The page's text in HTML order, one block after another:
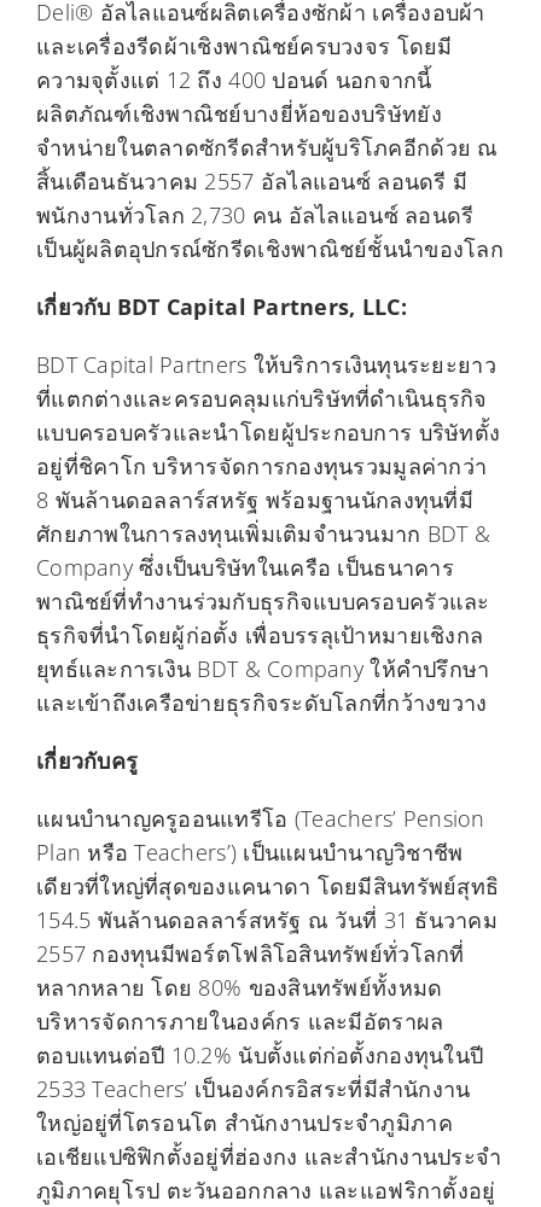
Deli® อัลไลแอนซ์ผลิตเครื่องซักผ้า เครื่องอบผ้า
และเครื่องรีดผ้าเชิงพาณิชย์ครบวงจร โดยมี
ความจุตั้งแต่ 12 ถึง 400 ปอนด์ นอกจากนี้
ผลิตภัณฑ์เชิงพาณิชย์บางยี่ห้อของบริษัทยัง
จำหน่ายในตลาดซักรีดสำหรับผู้บริโภคอีกด้วย ณ
สิ้นเดือนธันวาคม 2557 อัลไลแอนซ์ ลอนดรี มี
พนักงานทั่วโลก 2,730 คน อัลไลแอนซ์ ลอนดรี
เป็นผู้ผลิตอุปกรณ์ซักรีดเชิงพาณิชย์ชั้นนำของโลก
เกี่ยวกับ BDT Capital Partners, LLC:
BDT Capital Partners ให้บริการเงินทุนระยะยาว
ที่แตกต่างและครอบคลุมแก่บริษัทที่ดำเนินธุรกิจ
แบบครอบครัวและนำโดยผู้ประกอบการ บริษัทตั้ง
อยู่ที่ชิคาโก บริหารจัดการกองทุนรวมมูลค่ากว่า
8 พันล้านดอลลาร์สหรัฐ พร้อมฐานนักลงทุนที่มี
ศักยภาพในการลงทุนเพิ่มเติมจำนวนมาก BDT &
Company ซึ่งเป็นบริษัทในเครือ เป็นธนาคาร
พาณิชย์ที่ทำงานร่วมกับธุรกิจแบบครอบครัวและ
ธุรกิจที่นำโดยผู้ก่อตั้ง เพื่อบรรลุเป้าหมายเชิงกล
ยุทธ์และการเงิน BDT & Company ให้คำปรึกษา
และเข้าถึงเครือข่ายธุรกิจระดับโลกที่กว้างขวาง
เกี่ยวกับครู
แผนบำนาญครูออนแทรีโอ (Teachers’ Pension
Plan หรือ Teachers’) เป็นแผนบำนาญวิชาชีพ
เดียวที่ใหญ่ที่สุดของแคนาดา โดยมีสินทรัพย์สุทธิ
154.5 พันล้านดอลลาร์สหรัฐ ณ วันที่ 31 ธันวาคม
2557 กองทุนมีพอร์ตโฟลิโอสินทรัพย์ทั่วโลกที่
หลากหลาย โดย 80% ของสินทรัพย์ทั้งหมด
บริหารจัดการภายในองค์กร และมีอัตราผล
ตอบแทนต่อปี 10.2% นับตั้งแต่ก่อตั้งกองทุนในปี
2533 Teachers’ เป็นองค์กรอิสระที่มีสำนักงาน
ใหญ่อยู่ที่โตรอนโต สำนักงานประจำภูมิภาค
เอเชียแปซิฟิกตั้งอยู่ที่ฮ่องกง และสำนักงานประจำ
ภูมิภาคยุโรป ตะวันออกกลาง และแอฟริกาตั้งอยู่